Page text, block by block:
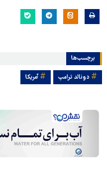
برچسب‌ها
دونالد ترامپ آمریکا